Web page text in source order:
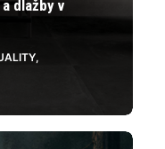
dlažby v
,